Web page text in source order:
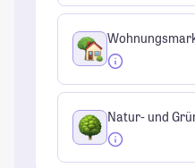
Natur- und